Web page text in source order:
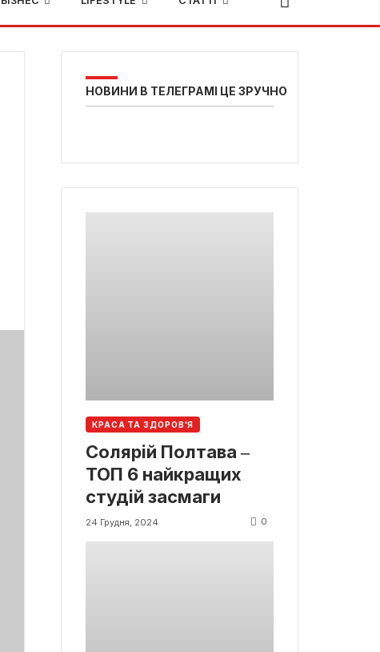
НОВИНИ В ТЕЛЕГРАМІ ЦЕ ЗРУЧНО
КРАСА ТА ЗДОРОВ'Я
Солярій Полтава ‒
ТОП 6 найкращих
студій засмаги
24 Грудня, 2024 0